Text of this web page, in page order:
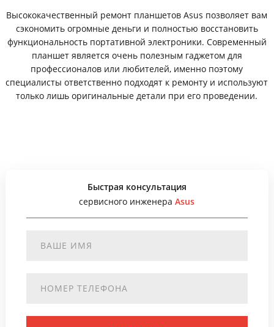
Высококачественный ремонт планшетов Asus позволяет вам
сэкономить огромные деньги и полностью восстановить
функциональность портативной электроники. Современный
планшет является очень полезным гаджетом для
профессионалов или любителей, именно поэтому
специалисты ответственно подходят к ремонту и используют
только лишь оригинальные детали при его проведении.
Быстрая консультация
сервисного инженераAsus